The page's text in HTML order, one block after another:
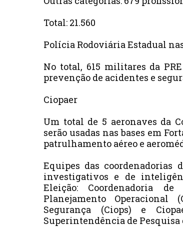
Total: 21.560
Polícia Rodoviária Estadual
No total, 615 militares da
prevenção de acidentes e
Ciopaer
Um total de 5 aeronaves da
serão usadas nas bases em
patrulhamento aéreo e
Equipes das coordenadorias
investigativos e de
Eleição: Coordenadoria
Planejamento Operacional
Segurança (Ciops) e
Superintendência de Pesquisa